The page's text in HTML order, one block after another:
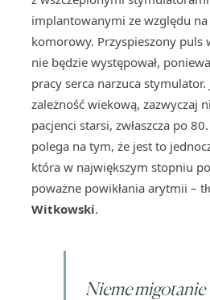
implantowanymi ze względu
komorowy. Przyspieszony puls
nie będzie występował,
pracy serca narzuca stymulator.
zależność wiekową, zazwyczaj
pacjenci starsi, zwłaszcza po
polega na tym, że jest to
która w największym stopniu
poważne powikłania arytmii –
Witkowski.
Nieme migotanie